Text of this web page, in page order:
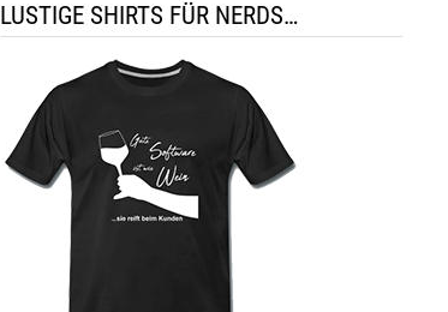
LUSTIGE SHIRTS FÜR NERDS…